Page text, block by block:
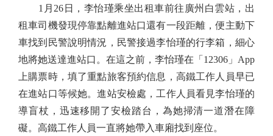
1月26日，李怡瑾乘坐出租車前往廣州白雲站，出
租車司機發現停靠點離進站口還有一段距離，便主動下
車找到民警說明情況，民警接過李怡瑾的行李箱，細心
地將她送達進站口。在這之前，李怡瑾在「12306」App
上購票時，填了重點旅客預約信息，高鐵工作人員早已
在進站口等候她。進站安檢處，工作人員看見李怡瑾的
導盲杖，迅速移開了安檢踏台，為她掃清一道潛在障
礙。高鐵工作人員一直將她帶入車廂找到座位。